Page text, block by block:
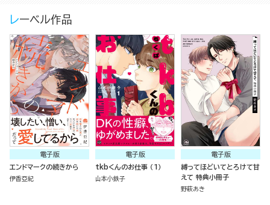
レーベル作品
電子版
エンドマークの続きから
伊香亞紀
電子版
tkbくんのお仕事 （1）
山本小鉄子
電子版
縛ってほどいてとろけて甘
えて 特典小冊子
野萩あき